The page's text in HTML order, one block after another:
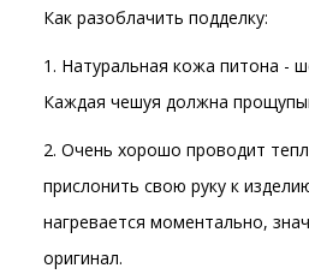
Как разоблачить подделку:
1. Натуральная кожа питона -
Каждая чешуя должна
2. Очень хорошо проводит
прислонить свою руку к
нагревается моментально,
оригинал.